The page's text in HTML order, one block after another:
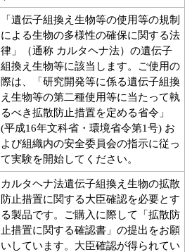
「遺伝子組換え生物等の使用等の規制
による生物の多様性の確保に関する法
律」（通称 カルタヘナ法）の遺伝子
組換え生物等に該当します。ご使用の
際は、「研究開発等に係る遺伝子組換
え生物等の第二種使用等に当たって執
るべき拡散防止措置を定める省令」
(平成16年文科省・環境省令第1号) お
よび組織内の安全委員会の指示に従っ
て実験を開始してください。
カルタヘナ法遺伝子組換え生物の拡散
防止措置に関する大臣確認を必要とす
る製品です。ご購入に際して「拡散防
止措置に関する確認書」の提出をお願
いしています。大臣確認が得られてい